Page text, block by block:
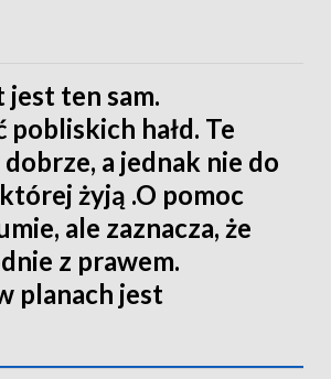
jest ten sam.
hałd. Te
a jednak nie do
żyją .O pomoc
ale zaznacza, że
z prawem.
planach jest